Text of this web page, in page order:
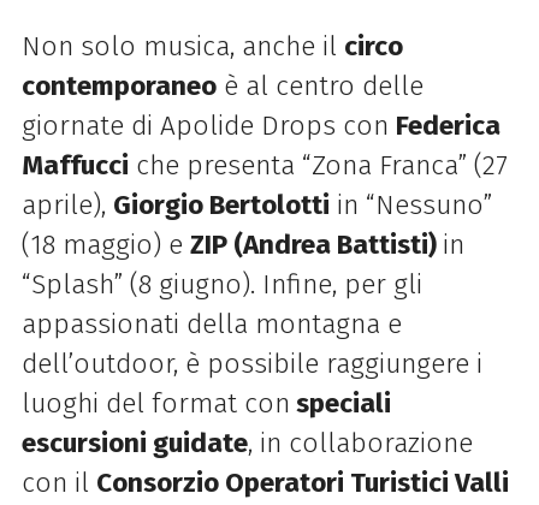
Non solo musica, anche il circo
contemporaneoè al centro delle
giornate di Apolide Drops con Federica
Maffucci che presenta “Zona Franca” (27
aprile), Giorgio Bertolotti in “Nessuno”
(18 maggio) e ZIP (Andrea Battisti) in
“Splash” (8 giugno). Infine, per gli
appassionati della montagna e
dell’outdoor, è possibile raggiungere i
luoghi del format con speciali
escursioni guidate, in collaborazione
con il Consorzio Operatori Turistici Valli